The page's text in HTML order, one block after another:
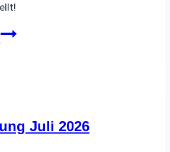
Wanderung
Juli 2026